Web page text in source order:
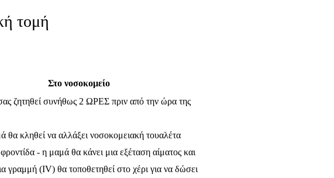
τομή
Στο νοσοκομείο
ζητηθεί συνήθως 2 ΩΡΕΣ πριν από την ώρα της
θα κληθεί να αλλάξει νοσοκομειακή τουαλέτα
- η μαμά θα κάνει μια εξέταση αίματος και
γραμμή (IV) θα τοποθετηθεί στο χέρι για να δώσει